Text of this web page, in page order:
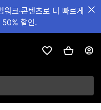
크·콘텐츠로 더 빠르게
할인.